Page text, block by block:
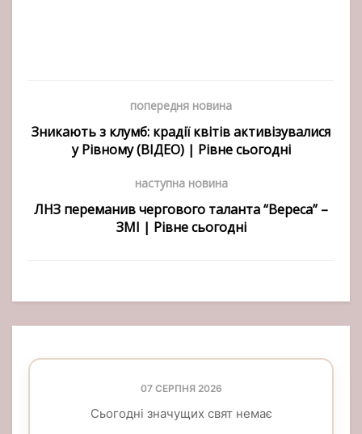
попередня новина
Зникають з клумб: крадії квітів активізувалися
у Рівному (ВІДЕО) | Рівне сьогодні
наступна новина
ЛНЗ переманив чергового таланта “Вереса” –
ЗМІ | Рівне сьогодні
07 СЕРПНЯ 2026
Сьогодні значущих свят немає